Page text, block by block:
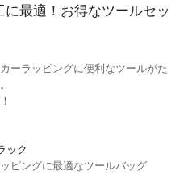
最適！お得なツールセッ
ーラッピングに便利なツールがた
ック
ピングに最適なツールバッグ